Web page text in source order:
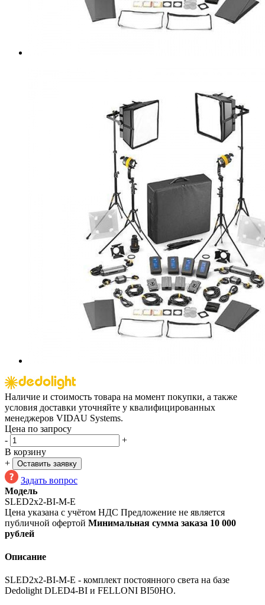
Наличие и стоимость товара на момент покупки, а также
условия доставки уточняйте у квалифицированных
менеджеров VIDAU Systems.
Цена по запросу
-
+
В корзину
+
Оставить заявку
Задать вопрос
Модель
SLED2x2-BI-M-E
Цена указана с учётом НДС Предложение не является
публичной офертой Минимальная сумма заказа 10 000
рублей
Описание
SLED2x2-BI-M-E - комплект постоянного света на базе
Dedolight DLED4-BI и FELLONI BI50HO.